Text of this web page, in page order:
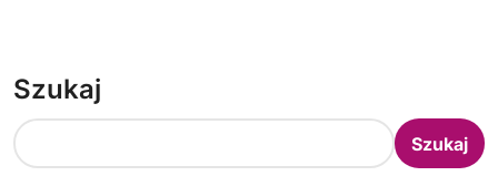
Szukaj
Szukaj